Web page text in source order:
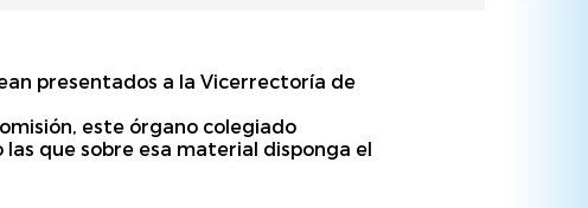
presentados a la Vicerrectoría de
este órgano colegiado
que sobre esa material disponga el